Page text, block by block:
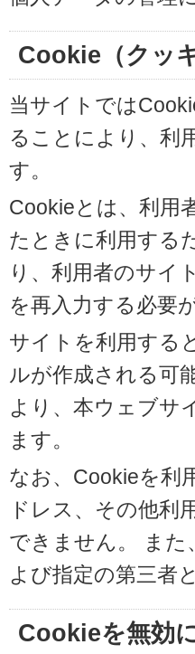
Cookie（クッ
当サイトでは
ることにより、利
す。
Cookieとは、利用
たときに利用する
り、利用者のサイ
を再入力する必要
サイトを利用する
ルが作成される可
より、本ウェブサ
ます。
なお、Cookieを利
ドレス、その他利
できません。 また
よび指定の第三者
Cookieを無効